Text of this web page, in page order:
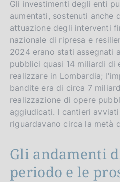
Gli investimenti degli enti
aumentati, sostenuti anche
attuazione degli interventi
nazionale di ripresa e
2024 erano stati assegnati
pubblici quasi 14 miliardi di
realizzare in Lombardia;
bandite era di circa 7
realizzazione di opere
aggiudicati. I cantieri
riguardavano circa la metà
Gli andamenti
periodo e le